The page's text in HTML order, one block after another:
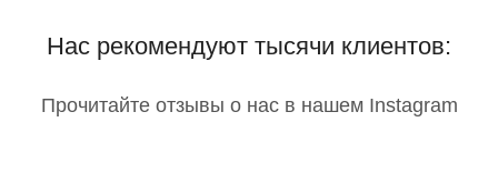
Нас рекомендуют тысячи клиентов:
Прочитайте отзывы о нас в нашем Instagram